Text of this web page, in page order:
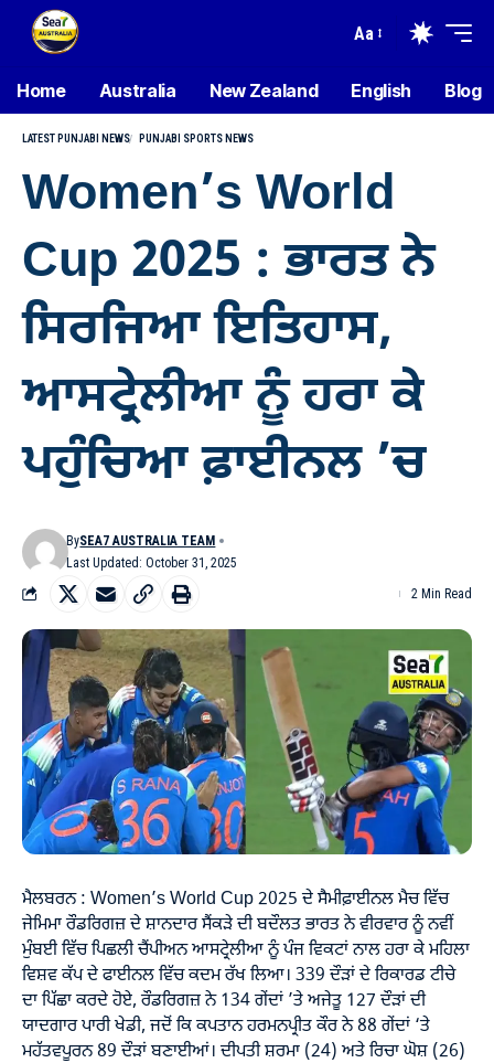
Aa
Home Australia New Zealand English Blog
LATEST PUNJABI NEWS PUNJABI SPORTS NEWS
Women’s World
Cup 2025 : ਭਾਰਤ ਨੇ
ਸਿਰਜਿਆ ਇਤਿਹਾਸ,
ਆਸਟ੍ਰੇਲੀਆ ਨੂੰ ਹਰਾ ਕੇ
ਪਹੁੰਚਿਆ ਫ਼ਾਈਨਲ ’ਚ
Last Updated: October 31, 2025
BySEA7 AUSTRALIA TEAM
2 Min Read
ਮੈਲਬਰਨ : Women’s World Cup 2025 ਦੇ ਸੈਮੀਫ਼ਾਈਨਲ ਮੈਚ ਵਿੱਚ
ਜੇਮਿਮਾ ਰੌਡਰਿਗਜ਼ ਦੇ ਸ਼ਾਨਦਾਰ ਸੈਂਕੜੇ ਦੀ ਬਦੌਲਤ ਭਾਰਤ ਨੇ ਵੀਰਵਾਰ ਨੂੰ ਨਵੀਂ
ਮੁੰਬਈ ਵਿੱਚ ਪਿਛਲੀ ਚੈਂਪੀਅਨ ਆਸਟ੍ਰੇਲੀਆ ਨੂੰ ਪੰਜ ਵਿਕਟਾਂ ਨਾਲ ਹਰਾ ਕੇ ਮਹਿਲਾ
ਵਿਸ਼ਵ ਕੱਪ ਦੇ ਫਾਈਨਲ ਵਿੱਚ ਕਦਮ ਰੱਖ ਲਿਆ। 339 ਦੌੜਾਂ ਦੇ ਰਿਕਾਰਡ ਟੀਚੇ
ਦਾ ਪਿੱਛਾ ਕਰਦੇ ਹੋਏ, ਰੌਡਰਿਗਜ਼ ਨੇ 134 ਗੇਂਦਾਂ ’ਤੇ ਅਜੇਤੂ 127 ਦੌੜਾਂ ਦੀ
ਯਾਦਗਾਰ ਪਾਰੀ ਖੇਡੀ, ਜਦੋਂ ਕਿ ਕਪਤਾਨ ਹਰਮਨਪ੍ਰੀਤ ਕੌਰ ਨੇ 88 ਗੇਂਦਾਂ ‘ਤੇ
ਮਹੱਤਵਪੂਰਨ 89 ਦੌੜਾਂ ਬਣਾਈਆਂ। ਦੀਪਤੀ ਸ਼ਰਮਾ (24) ਅਤੇ ਰਿਚਾ ਘੋਸ਼ (26)